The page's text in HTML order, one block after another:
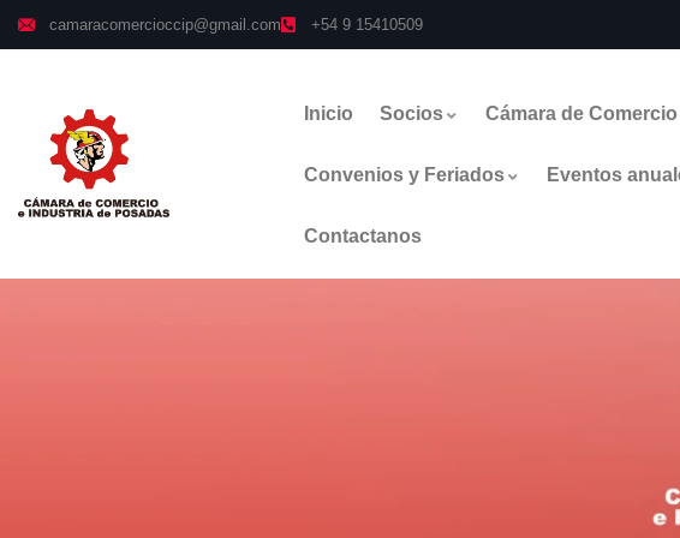
camaracomercioccip@gmail.com +54 9 15410509
Inicio Socios Cámara de Comercio
Convenios y Feriados Eventos
Contactanos